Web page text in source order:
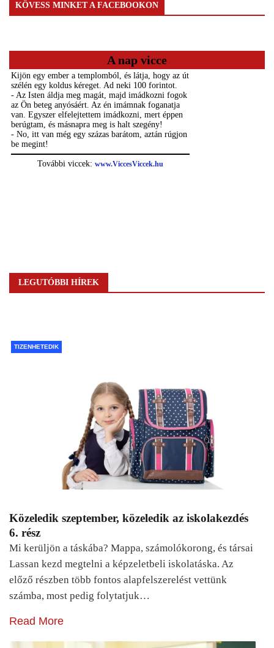
KÖVESS MINKET A FACEBOOKON
A nap vicce
LEGUTÓBBI HÍREK
TIZENHETEDIK
Közeledik szeptember, közeledik az iskolakezdés
6. rész
Mi kerüljön a táskába? Mappa, számolókorong, és társai
Lassan kezd megtelni a képzeletbeli iskolatáska. Az
előző részben több fontos alapfelszerelést vettünk
számba, most pedig folytatjuk…
Read More